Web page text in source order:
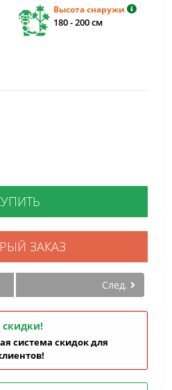
Высота снаружи
180 - 200 см
ЗАКАЗ
След.
система скидок для